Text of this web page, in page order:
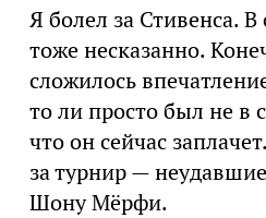
Я болел за Стивенса.
тоже несказанно.
сложилось
то ли просто был не в
что он сейчас
за турнир —
Шону Мёрфи.